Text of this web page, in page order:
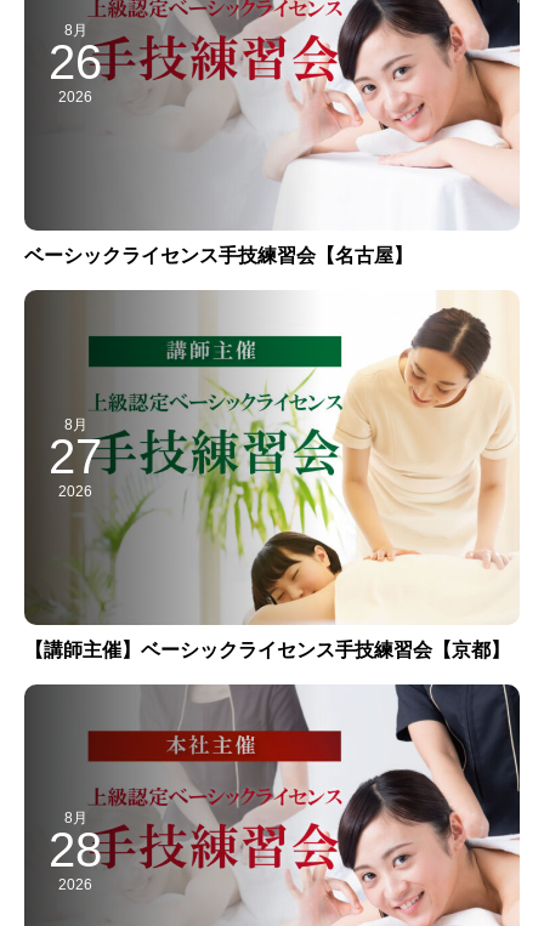
8月
26
2026
ベーシックライセンス手技練習会【名古屋】
8月
27
2026
【講師主催】ベーシックライセンス手技練習会【京都】
8月
28
2026